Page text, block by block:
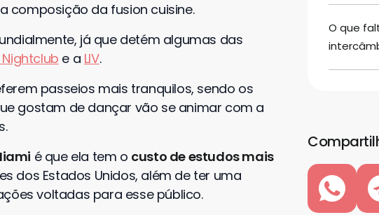
composição da fusion cuisine.
já que detém algumas das
e a LIV.
passeios mais tranquilos, sendo os
gostam de dançar vão se animar com a
é que ela tem o custo de estudos mais
dos Estados Unidos, além de ter uma
voltadas para esse público.
O que